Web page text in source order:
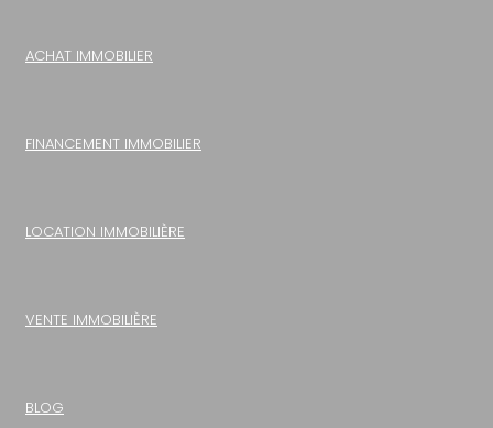
ACHAT IMMOBILIER
FINANCEMENT IMMOBILIER
LOCATION IMMOBILIÈRE
VENTE IMMOBILIÈRE
BLOG